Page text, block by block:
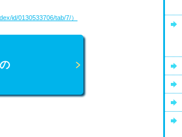
id/0130533706/tab/7/）